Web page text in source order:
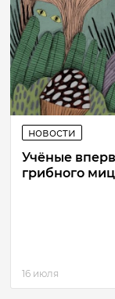
новости
Учёные
грибного
16 июля